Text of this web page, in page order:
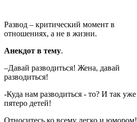
Развод – критический момент в
отношениях, а не в жизни.
Анекдот в тему.
–Давай разводиться! Жена, давай
разводиться!
-Куда нам разводиться - то? И так уже
пятеро детей!
Относитесь ко всему легко и юмором!